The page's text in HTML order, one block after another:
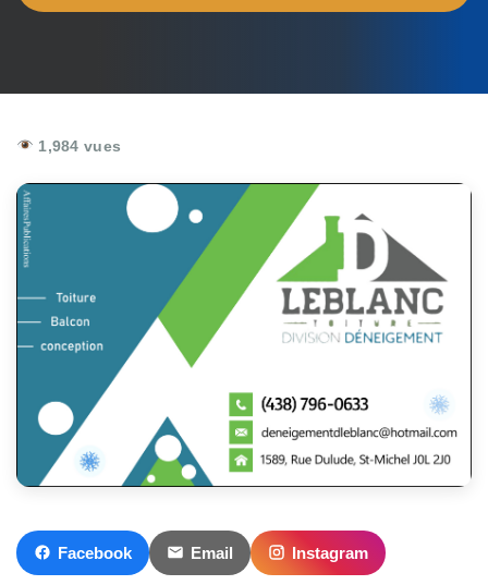
1,984 vues
Facebook Email Instagram